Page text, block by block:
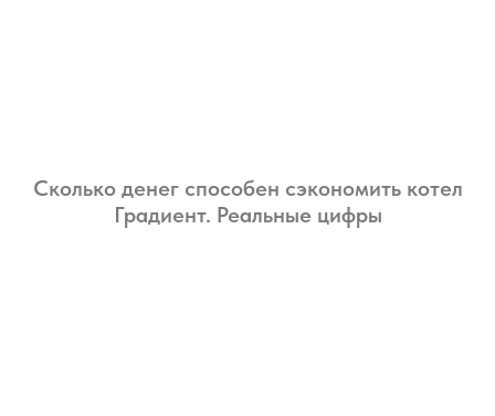
Сколько денег способен сэкономить котел
Градиент. Реальные цифры